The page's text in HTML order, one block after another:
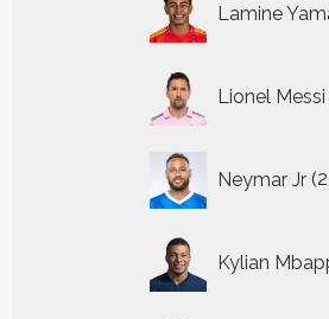
Lamine
Lionel Messi
Neymar Jr
Kylian